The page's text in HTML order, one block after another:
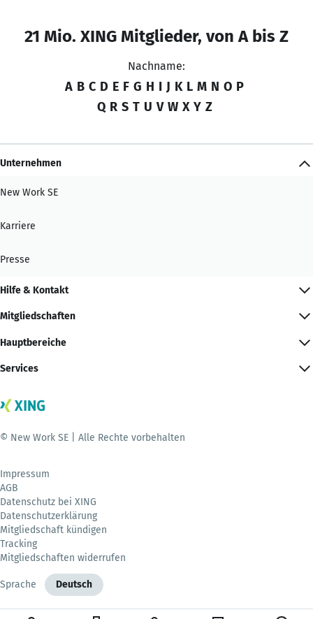
21 Mio. XING Mitglieder, von A bis Z
Nachname:
A B C D E F G H I J K L M N O P
Q R S T U V W X Y Z
Unternehmen
New Work SE
Karriere
Presse
Hilfe & Kontakt
Mitgliedschaften
Hauptbereiche
Services
© New Work SE | Alle Rechte vorbehalten
Impressum
AGB
Datenschutz bei XING
Datenschutzerklärung
Mitgliedschaft kündigen
Tracking
Mitgliedschaften widerrufen
Sprache Deutsch